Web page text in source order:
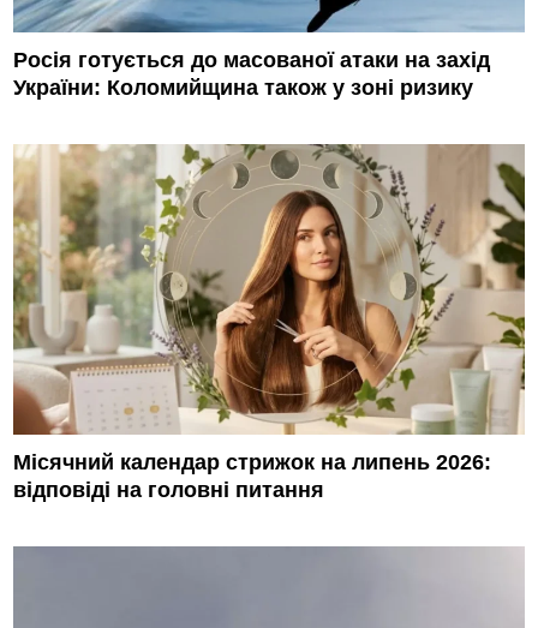
Росія готується до масованої атаки на захід
України: Коломийщина також у зоні ризику
Місячний календар стрижок на липень 2026:
відповіді на головні питання